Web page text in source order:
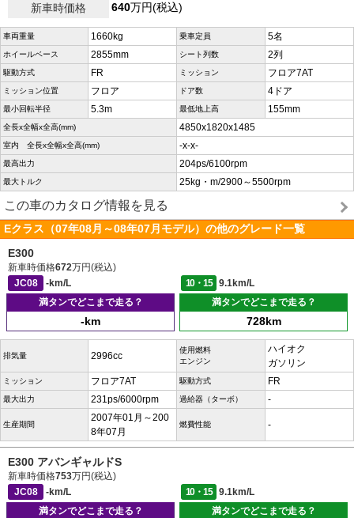
新車時価格
640万円(税込)
車両重量 1660kg 乗車定員 5名
ホイールベース 2855mm シート列数 2列
駆動方式 FR ミッション フロア7AT
ミッション位置 フロア ドア数 4ドア
最小回転半径 5.3m 最低地上高 155mm
全長x全幅x全高(mm) 4850x1820x1485
室内 全長x全幅x全高(mm) -x-x-
最高出力 204ps/6100rpm
最大トルク 25kg・m/2900～5500rpm
この車のカタログ情報を見る
Eクラス（07年08月～08年07月モデル）の他のグレード一覧
E300
新車時価格672万円(税込)
JC08
-km/L 10・15
9.1km/L
満タンでどこまで走る？
-km
満タンでどこまで走る？
728km
排気量 2996cc
使用燃料
エンジン
ハイオク
ガソリン
ミッション フロア7AT 駆動方式 FR
最大出力 231ps/6000rpm 過給器（ターボ） -
生産期間
2007年01月～200
8年07月
燃費性能 -
E300 アバンギャルドS
新車時価格753万円(税込)
JC08
-km/L 10・15
9.1km/L
満タンでどこまで走る？
満タンでどこまで走る？